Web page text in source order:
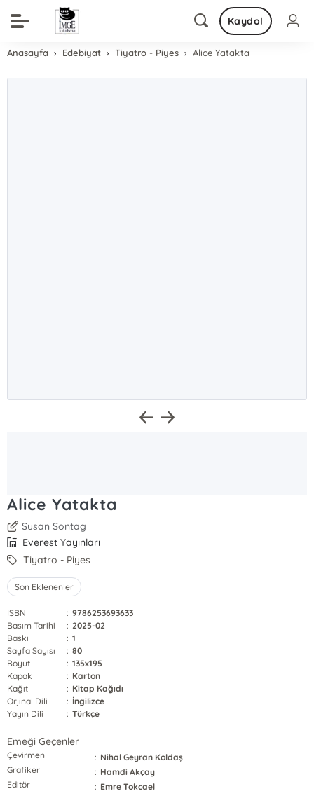
Kaydol
Anasayfa Edebiyat Tiyatro - Piyes Alice Yatakta
Alice Yatakta
Susan Sontag
Everest Yayınları
Tiyatro - Piyes
Son Eklenenler
ISBN : 9786253693633
Basım Tarihi
: 2025-02
Baskı
: 1
Sayfa Sayısı
: 80
Boyut
: 135x195
Kapak
: Karton
Kağıt
: Kitap Kağıdı
Orjinal Dili
: İngilizce
Yayın Dili
: Türkçe
Emeği Geçenler
Çevirmen : Nihal Geyran Koldaş
Grafiker
: Hamdi Akçay
Editör
: Emre Tokcael